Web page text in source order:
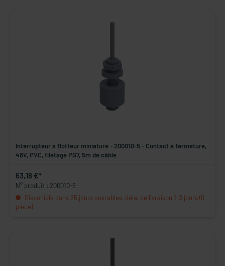
Interrupteur à flotteur miniature - 200010-5 - Contact à fermeture,
48V, PVC, filetage PG7, 5m de câble
63,18 €*
N° produit : 200010-5
Disponible dans 25 jours ouvrables, délai de livraison 1-3 jours (0
pièce)